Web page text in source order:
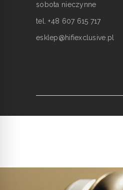
sobota nieczynne
tel. +48 607 615 717
esklep@hifiexclusive.pl